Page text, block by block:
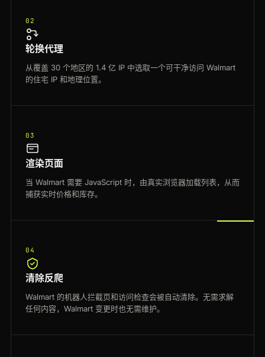
02
轮换代理
从覆盖 30 个地区的 1.4 亿 IP 中选取一个可干净访问 Walmart
的住宅 IP 和地理位置。
03
渲染页面
当 Walmart 需要 JavaScript 时，由真实浏览器加载列表，从而
捕获实时价格和库存。
04
清除反爬
Walmart 的机器人拦截页和访问检查会被自动清除。无需求解
任何内容，Walmart 变更时也无需维护。